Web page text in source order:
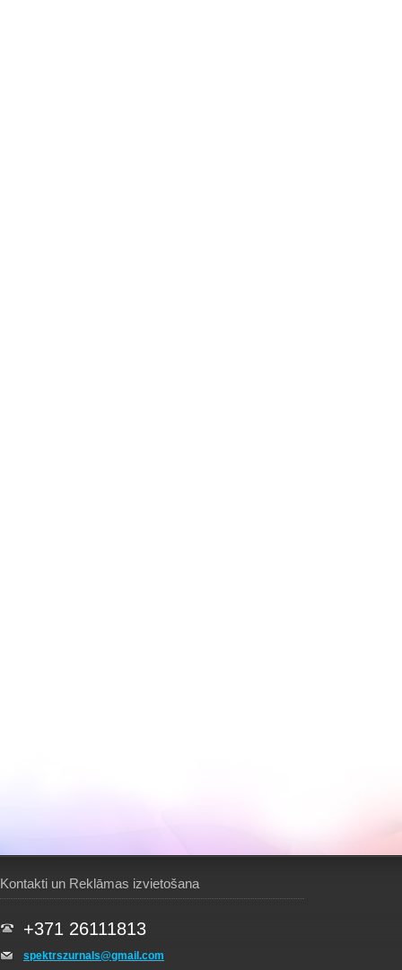
Kontakti un Reklāmas izvietošana
+371 26111813
spektrszurnals@gmail.com